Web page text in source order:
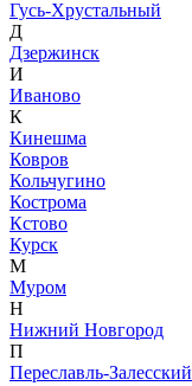
Гусь-Хрустальный
Д
Дзержинск
И
Иваново
К
Кинешма
Ковров
Кольчугино
Кострома
Кстово
Курск
М
Муром
Н
Нижний Новгород
П
Переславль-Залесский